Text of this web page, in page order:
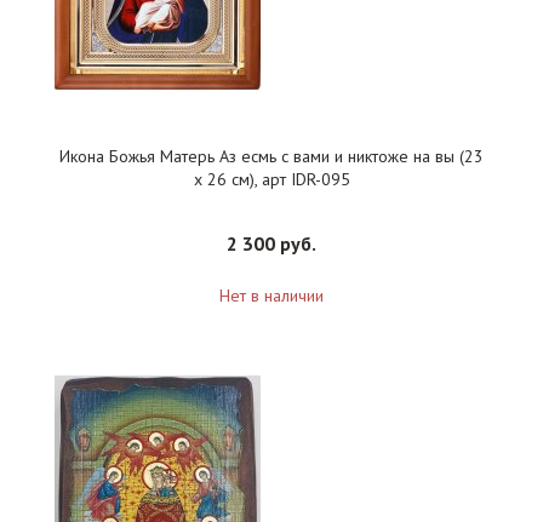
Икона Божья Матерь Аз есмь с вами и никтоже на вы (23
х 26 см), арт IDR-095
2 300 руб.
Нет в наличии